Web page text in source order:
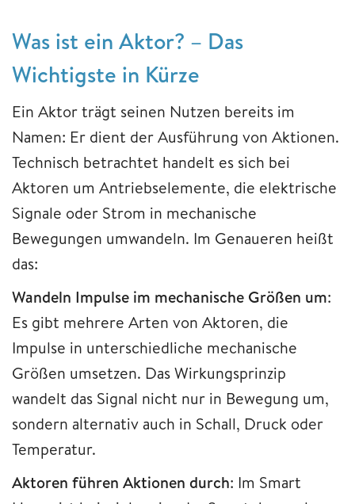
Was ist ein Aktor? – Das
Wichtigste in Kürze
Ein Aktor trägt seinen Nutzen bereits im
Namen: Er dient der Ausführung von Aktionen.
Technisch betrachtet handelt es sich bei
Aktoren um Antriebselemente, die elektrische
Signale oder Strom in mechanische
Bewegungen umwandeln. Im Genaueren heißt
das:
Wandeln Impulse im mechanische Größen um:
Es gibt mehrere Arten von Aktoren, die
Impulse in unterschiedliche mechanische
Größen umsetzen. Das Wirkungsprinzip
wandelt das Signal nicht nur in Bewegung um,
sondern alternativ auch in Schall, Druck oder
Temperatur.
Aktoren führen Aktionen durch: Im Smart